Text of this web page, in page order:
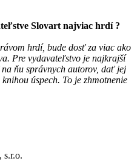
Slovart najviac hrdí ?
hrdí, bude dosť za viac ako
Pre vydavateľstvo je najkrajší
ňu správnych autorov, dať jej
úspech. To je zhmotnenie
s.r.o.